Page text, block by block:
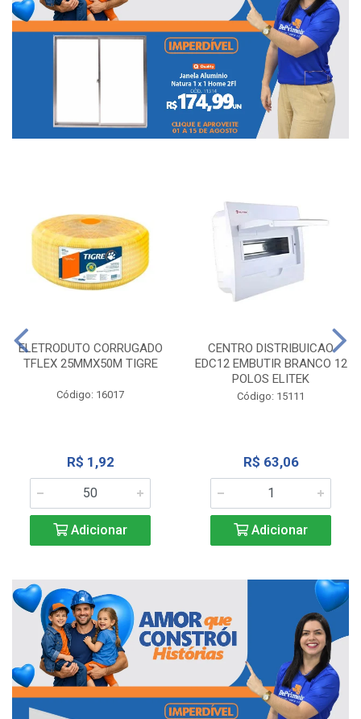
ELETRODUTO CORRUGADO
TFLEX 25MMX50M TIGRE
Código: 16017
R$ 1,92
Adicionar
CENTRO DISTRIBUICAO
EDC12 EMBUTIR BRANCO 12
POLOS ELITEK
Código: 15111
R$ 63,06
Adicionar